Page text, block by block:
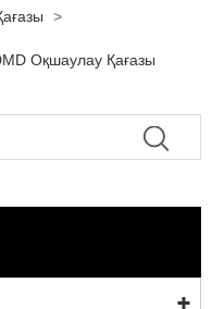
>
Оқшаулау Қағазы